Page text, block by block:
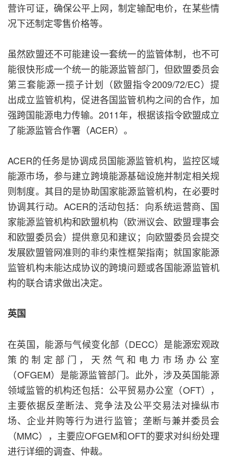
营许可证，确保公平上网，制定输配电价，在某些情
况下还制定零售价格等。
虽然欧盟还不可能建设一套统一的监管体制，也不可
能很快形成一个统一的能源监管部门，但欧盟委员会
第三套能源一揽子计划（欧盟指令2009/72/EC）提
出成立监管机构，促进各国监管机构之间的合作，加
强跨国能源电力传输。2011年，根据该指令欧盟成立
了能源监管合作署（ACER）。
ACER的任务是协调成员国能源监管机构，监控区域
能源市场，参与建立跨境能源基础设施并制定相关规
则制度。其目的是协助国家能源监管机构，在必要时
协调其行动。ACER的活动包括：向系统运营商、国
家能源监管机构和欧盟机构（欧洲议会、欧盟理事会
和欧盟委员会）提供意见和建议；向欧盟委员会提交
发展欧盟管网准则的非约束性框架指南；就国家能源
监管机构未能达成协议的跨境问题或各国能源监管机
构的联合请求做出决定。
英国
在英国，能源与气候变化部（DECC）是能源宏观政
策的制定部门，天然气和电力市场办公室
（OFGEM）是能源监管部门。此外，涉及英国能源
领域监管的机构还包括：公平贸易办公室（OFT），
主要依据反垄断法、竞争法及公平交易法对操纵市
场、企业并购等行为进行监管；垄断与兼并委员会
（MMC），主要应OFGEM和OFT的要求对纠纷处理
进行详细的调查、仲裁。